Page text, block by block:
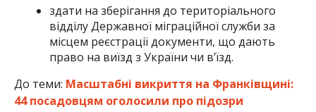
здати на зберігання до територіального
відділу Державної міграційної служби за
місцем реєстрації документи, що дають
право на виїзд з України чи в’їзд.
До теми: Масштабні викриття на Франківщині:
44 посадовцям оголосили про підозри